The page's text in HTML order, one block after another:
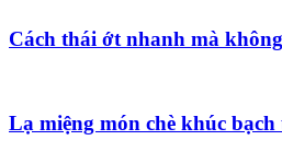
Cách thái ớt nhanh mà
Lạ miệng món chè khúc